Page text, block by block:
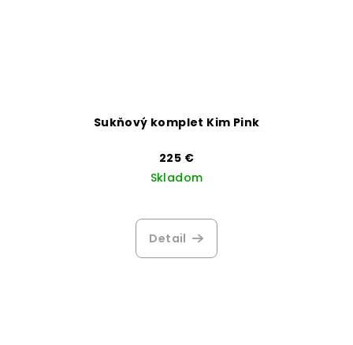
Sukňový komplet Kim Pink
225 €
Skladom
Detail